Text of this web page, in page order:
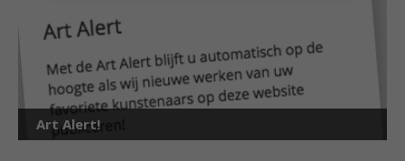
Art Alert!